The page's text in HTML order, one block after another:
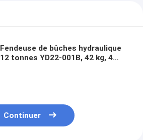
Fendeuse de bûches hydraulique
12 tonnes YD22-001B, 42 kg, 4
Continuer